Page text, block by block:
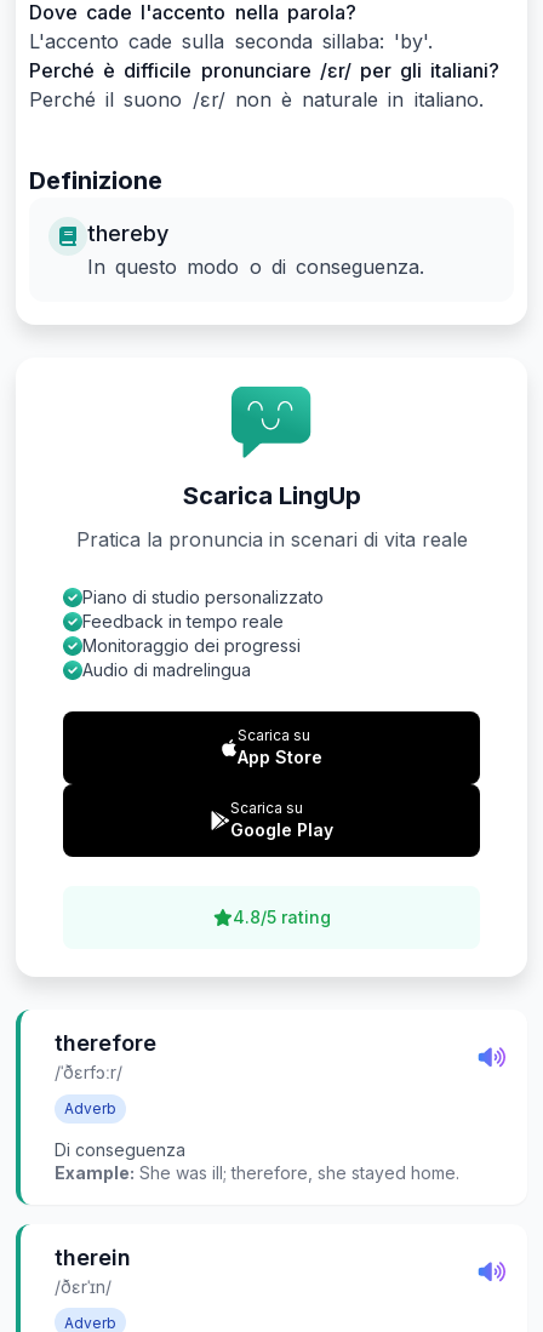
Dove cade l'accento nella parola?
L'accento cade sulla seconda sillaba: 'by'.
Perché è difficile pronunciare /ɛr/ per gli italiani?
Perché il suono /ɛr/ non è naturale in italiano.
Definizione
thereby
In questo modo o di conseguenza.
therefore
/ˈðɛrfɔːr/
Adverb
Di conseguenza
Example: She was ill; therefore, she stayed home.
therein
/ðɛrˈɪn/
Adverb
Scarica LingUp
Pratica la pronuncia in scenari di vita reale
Piano di studio personalizzato
Feedback in tempo reale
Monitoraggio dei progressi
Audio di madrelingua
Scarica su
App Store
Scarica su
Google Play
4.8/5 rating